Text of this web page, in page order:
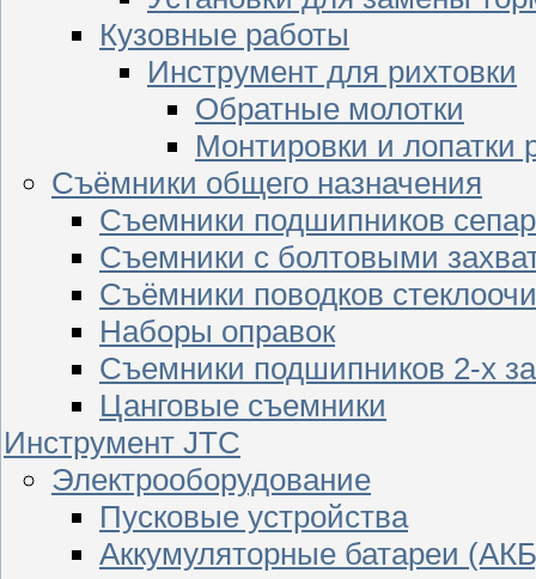
Кузовные работы
Инструмент для рихтовки
Обратные молотки
Монтировки и лопатки
Съёмники общего назначения
Съемники подшипников
Съемники с болтовыми
Съёмники поводков
Наборы оправок
Съемники подшипников 2-х
Цанговые съемники
Инструмент JTC
Электрооборудование
Пусковые устройства
Аккумуляторные батареи